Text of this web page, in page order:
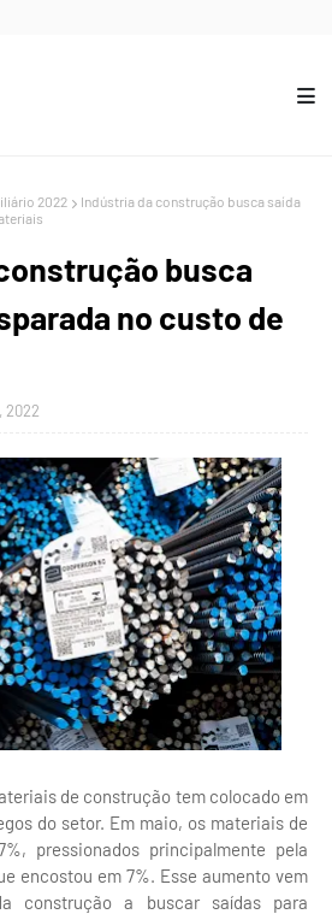
2022
Indústria da construção busca saída
busca
no custo de
2022
de construção tem colocado em
do setor. Em maio, os materiais de
pressionados principalmente pela
encostou em 7%. Esse aumento vem
construção a buscar saídas para